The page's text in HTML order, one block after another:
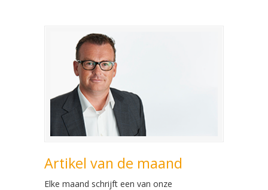
Artikel van de maand
Elke maand schrijft een van onze